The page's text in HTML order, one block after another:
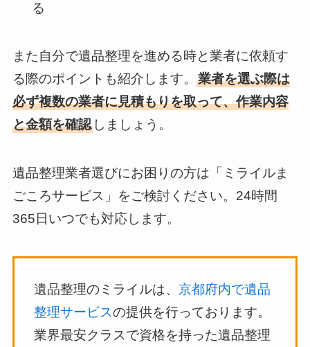
る
また自分で遺品整理を進める時と業者に依頼す
る際のポイントも紹介します。 業者を選ぶ際は
必ず複数の業者に見積もりを取って、作業内容
と金額を確認しましょう。
遺品整理業者選びにお困りの方は「ミライルま
ごころサービス」をご検討ください。24時間
365日いつでも対応します。
遺品整理のミライルは、京都府内で遺品
整理サービスの提供を行っております。
業界最安クラスで資格を持った遺品整理